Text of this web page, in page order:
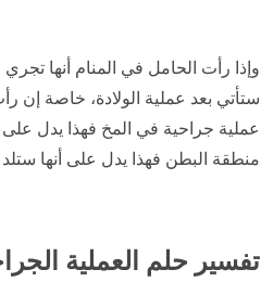
وإذا رأت الحامل في المنام أنها
ستأتي بعد عملية الولادة، خاصة إن
عملية جراحية في المخ فهذا يدل على
منطقة البطن فهذا يدل على أنها
تفسير حلم العملية